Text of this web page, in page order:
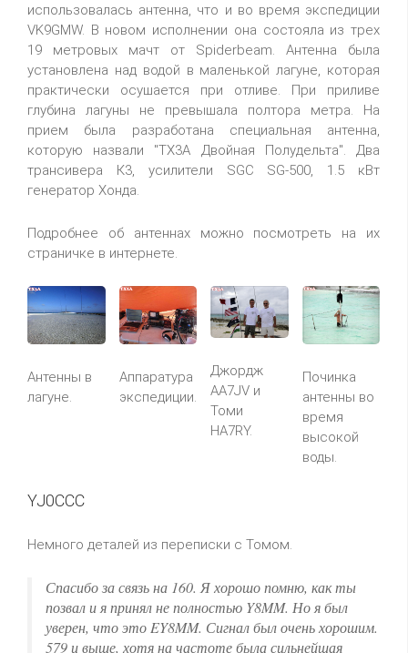
использовалась антенна, что и во время экспедиции
VK9GMW. В новом исполнении она состояла из трех
19 метровых мачт от Spiderbeam. Антенна была
установлена над водой в маленькой лагуне, которая
практически осушается при отливе. При приливе
глубина лагуны не превышала полтора метра. На
прием была разработана специальная антенна,
которую назвали "TX3A Двойная Полудельта". Два
трансивера К3, усилители SGC SG-500, 1.5 кВт
генератор Хонда.
Подробнее об антеннах можно посмотреть на их
страничке в интернете.
Антенны в
лагуне.
Аппаратура
экспедиции.
Джордж
AA7JV и
Томи
HA7RY.
Починка
антенны во
время
высокой
воды.
YJ0CCC
Немного деталей из переписки с Томом.
Спасибо за связь на 160. Я хорошо помню, как ты
позвал и я принял не полностью Y8MM. Но я был
уверен, что это EY8MM. Сигнал был очень хорошим.
579 и выше, хотя на частоте была сильнейшая